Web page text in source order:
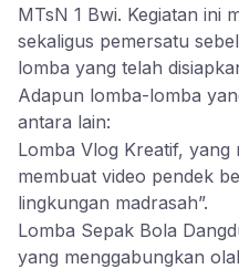
MTsN 1 Bwi. Kegiatan ini
sekaligus pemersatu
lomba yang telah
Adapun lomba-lomba
antara lain:
Lomba Vlog Kreatif,
membuat video pendek
lingkungan madrasah”.
Lomba Sepak Bola
yang menggabungkan